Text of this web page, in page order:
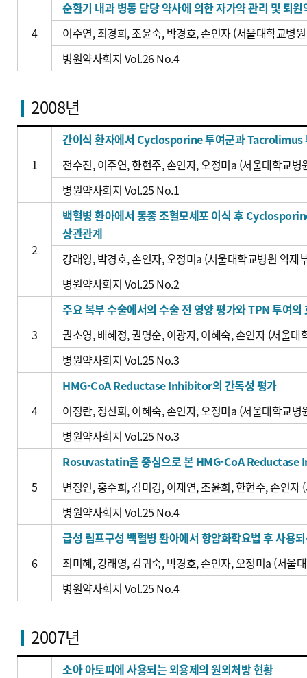
4
순환기 내과 병동 담당 약사에 의한 자가약 관리 및 퇴
이주연, 최경희, 조윤숙, 박경호, 손인자 (서울대학교병
병원약사회지 Vol.26 No.4
2008년
1
간이식 환자에서 Cyclosporine 투여군과 Tacrolimus
전수진, 이주연, 한현주, 손인자, 오정미a (서울대학교
병원약사회지 Vol.25 No.1
2
백혈병 환아에서 동종 조혈모세포 이식 후
상관관계
강래영, 박경호, 손인자, 오정미a (서울대학교병원 약제
병원약사회지 Vol.25 No.2
3
주요 복부 수술에서의 수술 전 영양 평가와 TPN 투여의
권소영, 배혜정, 권명순, 이광자, 이혜숙, 손인자 (서울대
병원약사회지 Vol.25 No.3
4
HMG-CoA Reductase Inhibitor의 간독성 평가
이정란, 정선회, 이혜숙, 손인자, 오정미a (서울대학교
병원약사회지 Vol.25 No.3
5
Rosuvastatin을 중심으로 본 HMG-CoA Reductase
변정인, 홍주희, 김미경, 이재연, 조윤희, 한현주, 손인자
병원약사회지 Vol.25 No.4
6
급성 림프구성 백혈병 환아에서 항암화학요법 후 사
최미혜, 강래영, 김귀숙, 박경호, 손인자, 오정미a (서울
병원약사회지 Vol.25 No.4
2007년
소아 아토피에 사용되는 외용제의 원외처방 현황